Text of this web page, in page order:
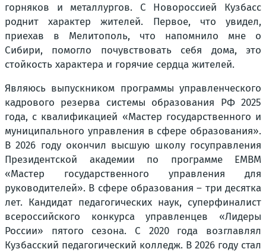
горняков и металлургов. С Новороссией Кузбасс
роднит характер жителей. Первое, что увидел,
приехав в Мелитополь, что напомнило мне о
Сибири, помогло почувствовать себя дома, это
стойкость характера и горячие сердца жителей.
Являюсь выпускником программы управленческого
кадрового резерва системы образования РФ 2025
года, с квалификацией «Мастер государственного и
муниципального управления в сфере образования».
В 2026 году окончил высшую школу госуправления
Президентской академии по программе EMBM
«Мастер государственного управления для
руководителей». В сфере образования – три десятка
лет. Кандидат педагогических наук, суперфиналист
всероссийского конкурса управленцев «Лидеры
России» пятого сезона. С 2020 года возглавлял
Кузбасский педагогический колледж. В 2026 году стал